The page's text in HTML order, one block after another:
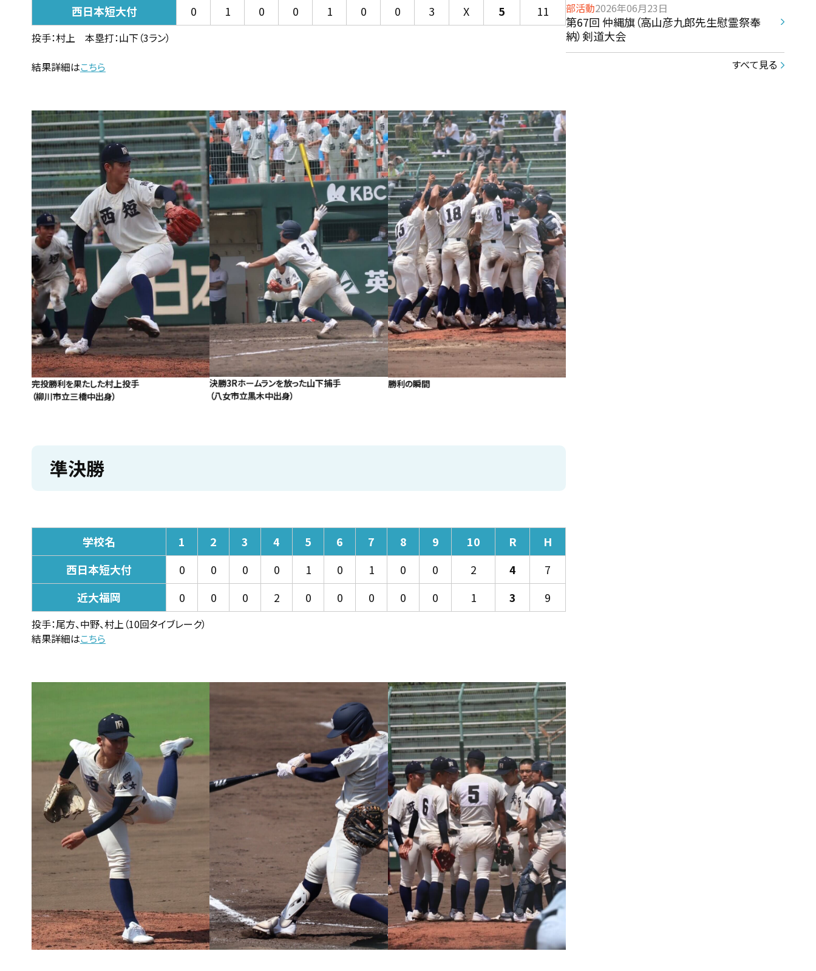
西日本短大付
0 1 0 0 1 0 0 3 X 5 11
投手：村上 本塁打：山下（3ラン）
結果詳細はこちら
完投勝利を果たした村上投手
（柳川市立三橋中出身）
決勝3Rホームランを放った山下捕手
（八女市立黒木中出身）
勝利の瞬間
準決勝
学校名 1 2 3 4 5 6 7 8 9 10 R
H
西日本短大付
0 0 0 0 1 0 1 0 0 2 4
7
近大福岡
0 0 0 2 0 0 0 0 0 1 3 9
投手：尾方、中野、村上（10回タイブレーク）
結果詳細はこちら
部活動2026年06月23日
第67回 仲縄旗（高山彦九郎先生慰霊祭奉
納）剣道大会
すべて見る